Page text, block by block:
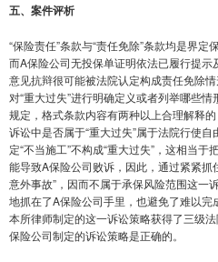
五、案件评析
“保险责任”条款与“责任免除”条款均是界定
而A保险公司无投保单证明依法已履行提
意见抗辩很可能被法院认定构成责任免除
对“重大过失”进行明确定义或者列举哪些
规定，格式条款内容有两种以上合理解释
诉讼中是否属于“重大过失”属于法院行使
定“不当施工”不构成“重大过失”，这相当
能导致A保险公司败诉，因此，通过紧紧抓
意外事故”，因而不属于承保风险范围这一
地抓在了A保险公司手里，也避免了难以
本所律师制定的这一诉讼策略获得了三级
保险公司制定的诉讼策略是正确的。